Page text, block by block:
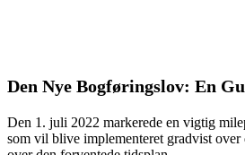
Den Nye Bogføringslov: En
Den 1. juli 2022 markerede en vigtig
som vil blive implementeret gradvist